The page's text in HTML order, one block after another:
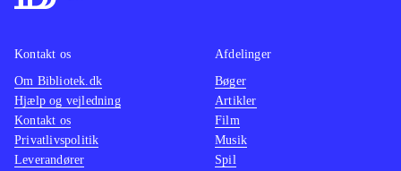
Kontakt os
Om Bibliotek.dk
Hjælp og vejledning
Kontakt os
Privatlivspolitik
Leverandører
Afdelinger
Bøger
Artikler
Film
Musik
Spil